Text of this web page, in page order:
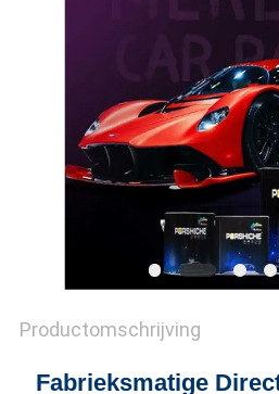
PRIVACYBELEID
Productomschrijving
Fabrieksmatige